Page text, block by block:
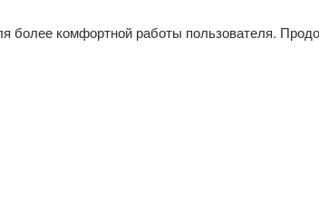
более комфортной работы пользователя.